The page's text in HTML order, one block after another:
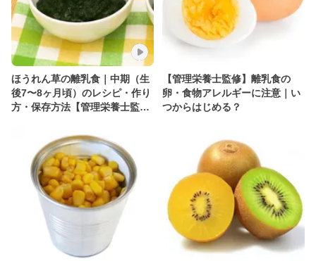
ほうれん草の離乳食｜中期（生
後7〜8ヶ月頃）のレシピ・作り
方・保存方法【管理栄養士監
【管理栄養士監修】離乳食の
卵・食物アレルギーに注意｜い
つからはじめる？